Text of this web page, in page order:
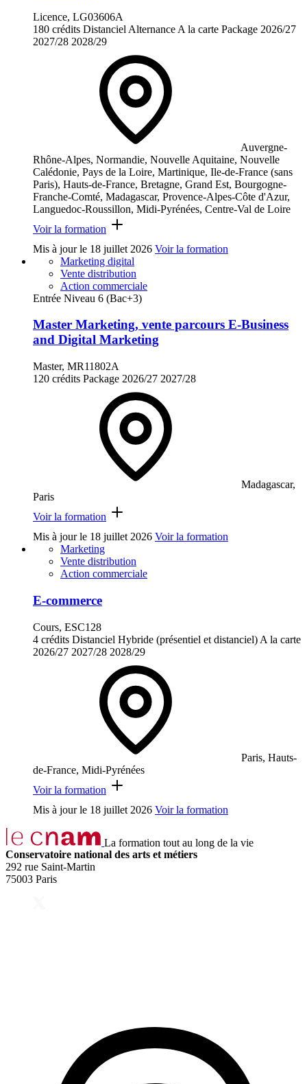
Licence, LG03606A
180 crédits Distanciel Alternance A la carte Package 2026/27
2027/28 2028/29
Auvergne-
Rhône-Alpes, Normandie, Nouvelle Aquitaine, Nouvelle
Calédonie, Pays de la Loire, Martinique, Ile-de-France (sans
Paris), Hauts-de-France, Bretagne, Grand Est, Bourgogne-
Franche-Comté, Madagascar, Provence-Alpes-Côte d'Azur,
Languedoc-Roussillon, Midi-Pyrénées, Centre-Val de Loire
Voir la formation
Mis à jour le 18 juillet 2026 Voir la formation
Marketing digital
Vente distribution
Action commerciale
Entrée Niveau 6 (Bac+3)
Master Marketing, vente parcours E-Business
and Digital Marketing
Master, MR11802A
120 crédits Package 2026/27 2027/28
Madagascar,
Paris
Voir la formation
Mis à jour le 18 juillet 2026 Voir la formation
Marketing
Vente distribution
Action commerciale
E-commerce
Cours, ESC128
4 crédits Distanciel Hybride (présentiel et distanciel) A la carte
2026/27 2027/28 2028/29
Paris, Hauts-
de-France, Midi-Pyrénées
Voir la formation
Mis à jour le 18 juillet 2026 Voir la formation
La formation tout au long de la vie
Conservatoire national des arts et métiers
292 rue Saint-Martin
75003 Paris